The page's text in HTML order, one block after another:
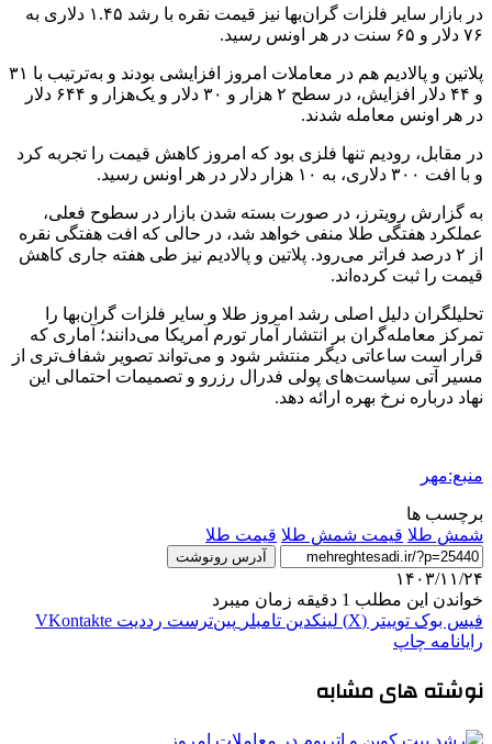
در بازار سایر فلزات گران‌بها نیز قیمت نقره با رشد ۱.۴۵ دلاری به
۷۶ دلار و ۶۵ سنت در هر اونس رسید.
پلاتین و پالادیم هم در معاملات امروز افزایشی بودند و به‌ترتیب با ۳۱
و ۴۴ دلار افزایش، در سطح ۲ هزار و ۳۰ دلار و یک‌هزار و ۶۴۴ دلار
در هر اونس معامله شدند.
در مقابل، رودیم تنها فلزی بود که امروز کاهش قیمت را تجربه کرد
و با افت ۳۰۰ دلاری، به ۱۰ هزار دلار در هر اونس رسید.
به گزارش رویترز، در صورت بسته شدن بازار در سطوح فعلی،
عملکرد هفتگی طلا منفی خواهد شد، در حالی که افت هفتگی نقره
از ۲ درصد فراتر می‌رود. پلاتین و پالادیم نیز طی هفته جاری کاهش
قیمت را ثبت کرده‌اند.
تحلیلگران دلیل اصلی رشد امروز طلا و سایر فلزات گران‌بها را
تمرکز معامله‌گران بر انتشار آمار تورم آمریکا می‌دانند؛ آماری که
قرار است ساعاتی دیگر منتشر شود و می‌تواند تصویر شفاف‌تری از
مسیر آتی سیاست‌های پولی فدرال رزرو و تصمیمات احتمالی این
نهاد درباره نرخ بهره ارائه دهد.
منبع:مهر
برچسب ها
شمش طلا قیمت شمش طلا قیمت طلا
آدرس رونوشت
۱۴۰۳/۱۱/۲۴
خواندن این مطلب 1 دقیقه زمان میبرد
فیس بوک توییتر (X) لینکدین ‫تامبلر ‫پین‌ترست ‫رددیت ‫VKontakte
رایانامه چاپ
نوشته های مشابه